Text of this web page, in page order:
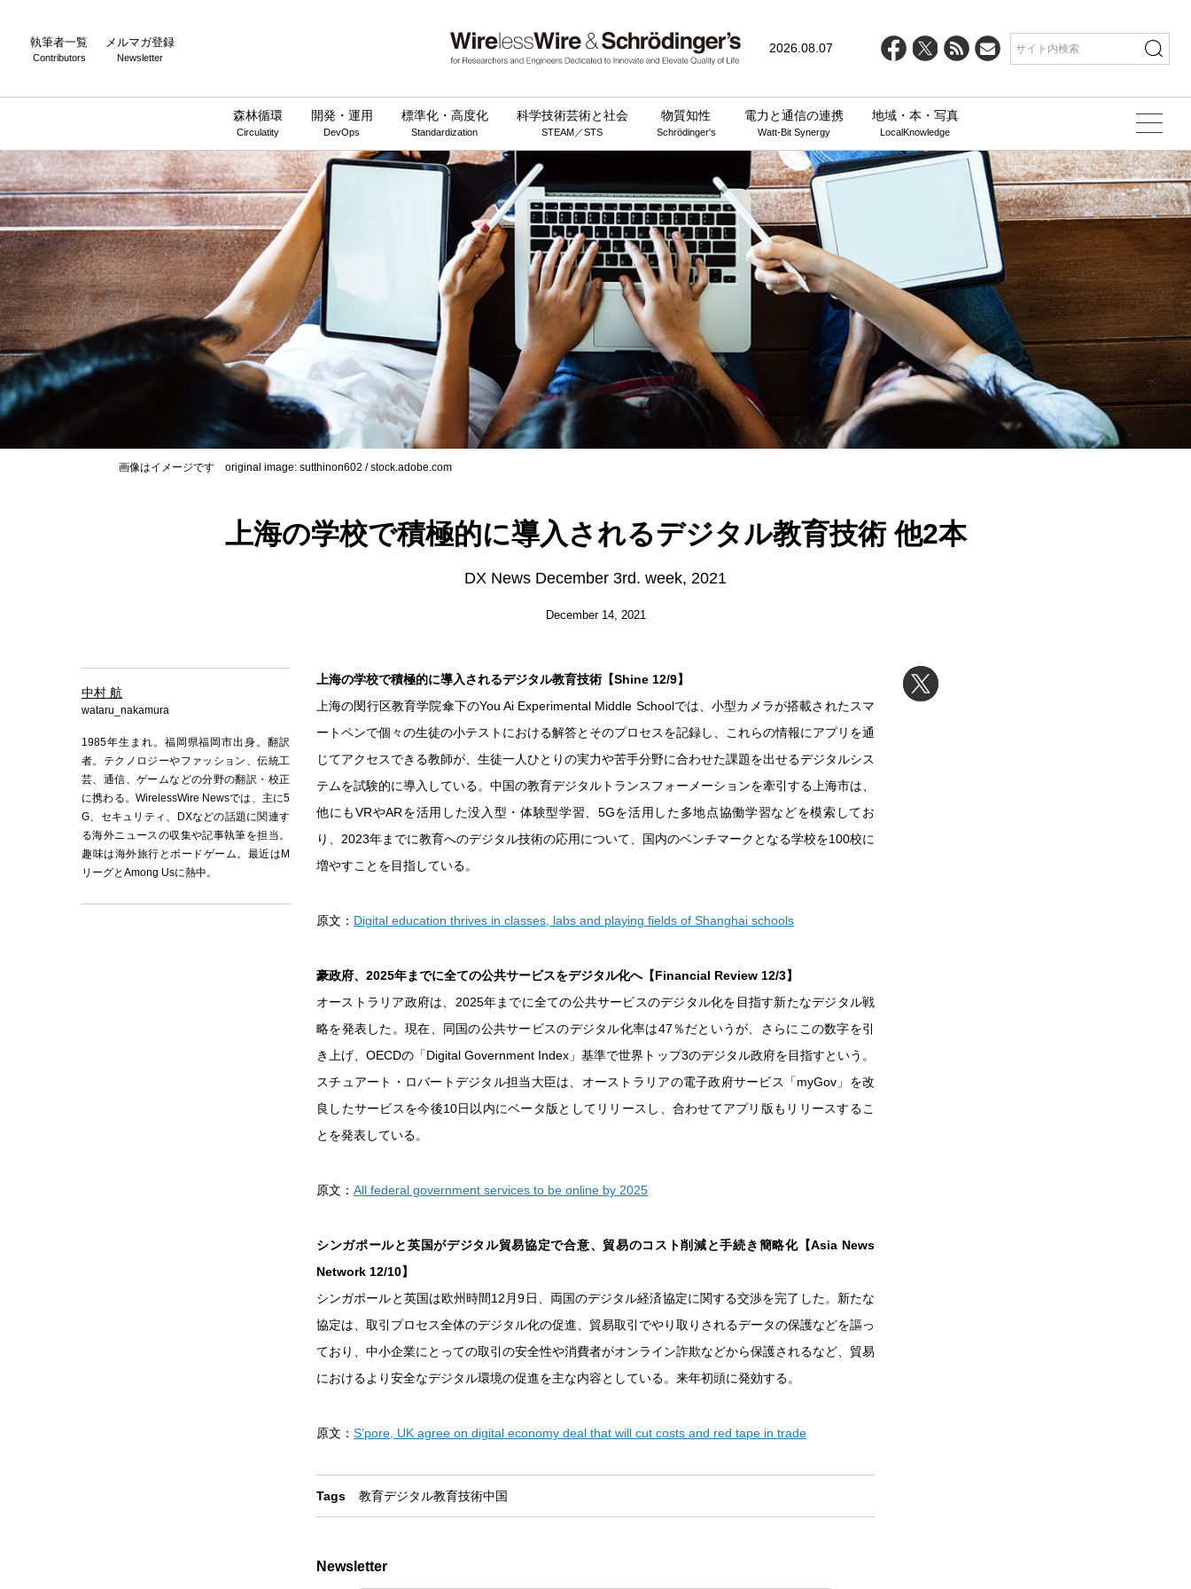
執筆者一覧
Contributors
メルマガ登録
Newsletter
2026.08.07
森林循環
Circulatity
開発・運用
DevOps
標準化・高度化
Standardization
科学技術芸術と社会
STEAM／STS
物質知性
Schrödinger's
電力と通信の連携
Watt-Bit Synergy
地域・本・写真
LocalKnowledge
画像はイメージです original image: sutthinon602 / stock.adobe.com
上海の学校で積極的に導入されるデジタル教育技術 他2本
DX News December 3rd. week, 2021
December 14, 2021
中村 航
wataru_nakamura
1985年生まれ。福岡県福岡市出身。翻訳
者。テクノロジーやファッション、伝統工
芸、通信、ゲームなどの分野の翻訳・校正
に携わる。WirelessWire Newsでは、主に5
G、セキュリティ、DXなどの話題に関連す
る海外ニュースの収集や記事執筆を担当。
趣味は海外旅行とボードゲーム。最近はM
リーグとAmong Usに熱中。
上海の学校で積極的に導入されるデジタル教育技術【Shine 12/9】
上海の閔行区教育学院傘下のYou Ai Experimental Middle Schoolでは、小型カメラが搭載されたスマ
ートペンで個々の生徒の小テストにおける解答とそのプロセスを記録し、これらの情報にアプリを通
じてアクセスできる教師が、生徒一人ひとりの実力や苦手分野に合わせた課題を出せるデジタルシス
テムを試験的に導入している。中国の教育デジタルトランスフォーメーションを牽引する上海市は、
他にもVRやARを活用した没入型・体験型学習、5Gを活用した多地点協働学習などを模索してお
り、2023年までに教育へのデジタル技術の応用について、国内のベンチマークとなる学校を100校に
増やすことを目指している。
原文： Digital education thrives in classes, labs and playing fields of Shanghai schools
豪政府、2025年までに全ての公共サービスをデジタル化へ【Financial Review 12/3】
オーストラリア政府は、2025年までに全ての公共サービスのデジタル化を目指す新たなデジタル戦
略を発表した。現在、同国の公共サービスのデジタル化率は47％だというが、さらにこの数字を引
き上げ、OECDの「Digital Government Index」基準で世界トップ3のデジタル政府を目指すという。
スチュアート・ロバートデジタル担当大臣は、オーストラリアの電子政府サービス「myGov」を改
良したサービスを今後10日以内にベータ版としてリリースし、合わせてアプリ版もリリースするこ
とを発表している。
原文： All federal government services to be online by 2025
シンガポールと英国がデジタル貿易協定で合意、貿易のコスト削減と手続き簡略化【Asia News
Network 12/10】
シンガポールと英国は欧州時間12月9日、両国のデジタル経済協定に関する交渉を完了した。新たな
協定は、取引プロセス全体のデジタル化の促進、貿易取引でやり取りされるデータの保護などを謳っ
ており、中小企業にとっての取引の安全性や消費者がオンライン詐欺などから保護されるなど、貿易
におけるより安全なデジタル環境の促進を主な内容としている。来年初頭に発効する。
原文： S’pore, UK agree on digital economy deal that will cut costs and red tape in trade
Tags 教育デジタル教育技術中国
Newsletter